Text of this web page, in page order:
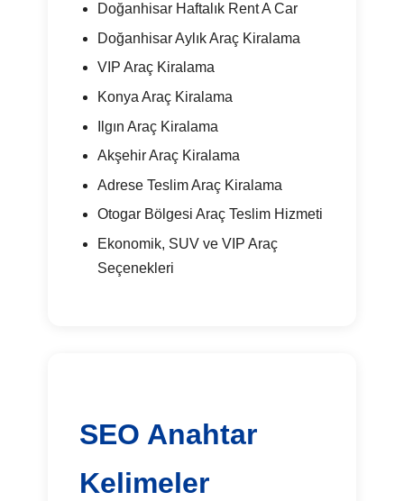
Doğanhisar Haftalık Rent A Car
Doğanhisar Aylık Araç Kiralama
VIP Araç Kiralama
Konya Araç Kiralama
Ilgın Araç Kiralama
Akşehir Araç Kiralama
Adrese Teslim Araç Kiralama
Otogar Bölgesi Araç Teslim Hizmeti
Ekonomik, SUV ve VIP Araç
Seçenekleri
SEO Anahtar
Kelimeler